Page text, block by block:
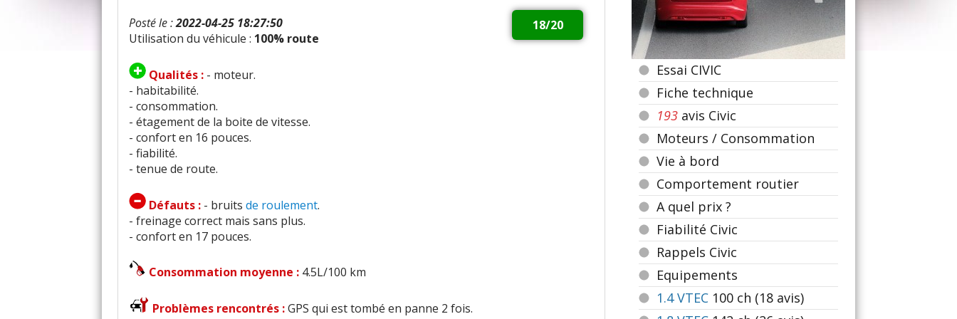
18/20
Posté le :2022-04-25 18:27:50
Utilisation du véhicule : 100% route
Qualités : - moteur.
- habitabilité.
- consommation.
- étagement de la boite de vitesse.
- confort en 16 pouces.
- fiabilité.
- tenue de route.
Défauts : - bruits de roulement.
- freinage correct mais sans plus.
- confort en 17 pouces.
Consommation moyenne : 4.5L/100 km
Problèmes rencontrés :GPS qui est tombé en panne 2 fois.
Essai CIVIC
Fiche technique
193 avis Civic
Moteurs / Consommation
Vie à bord
Comportement routier
A quel prix ?
Fiabilité Civic
Rappels Civic
Equipements
1.4 VTEC 100 ch (18 avis)